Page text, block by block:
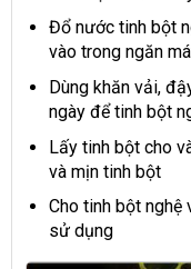
Đổ nước tinh bột
vào trong ngăn
Dùng khăn vải,
ngày để tinh bột
Lấy tinh bột cho
và mịn tinh bột
Cho tinh bột nghệ
sử dụng